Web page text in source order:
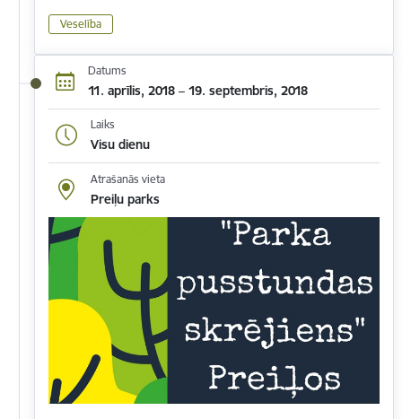
Veselība
Datums
11. aprīlis, 2018 – 19. septembris, 2018
Laiks
Visu dienu
Atrašanās vieta
Preiļu parks